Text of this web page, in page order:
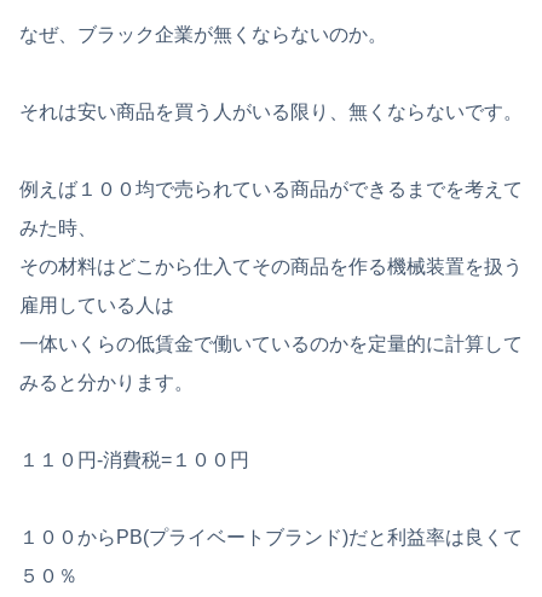
なぜ、ブラック企業が無くならないのか。
それは安い商品を買う人がいる限り、無くならないです。
例えば１００均で売られている商品ができるまでを考えて
みた時、
その材料はどこから仕入てその商品を作る機械装置を扱う
雇用している人は
一体いくらの低賃金で働いているのかを定量的に計算して
みると分かります。
１１０円-消費税=１００円
１００からPB(プライベートブランド)だと利益率は良くて
５０％